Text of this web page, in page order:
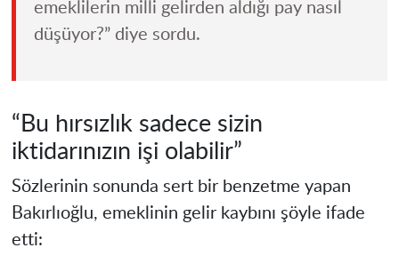
emeklilerin milli gelirden aldığı pay nasıl
düşüyor?” diye sordu.
“Bu hırsızlık sadece sizin
iktidarınızın işi olabilir”
Sözlerinin sonunda sert bir benzetme yapan
Bakırlıoğlu, emeklinin gelir kaybını şöyle ifade
etti: